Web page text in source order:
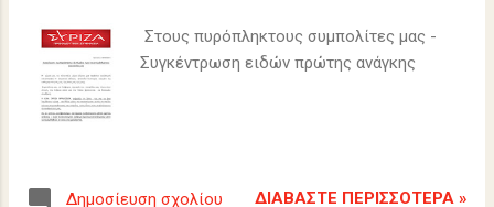
Στους πυρόπληκτους συμπολίτες μας -
Συγκέντρωση ειδών πρώτης ανάγκης
Δημοσίευση σχολίου ΔΙΑΒΆΣΤΕ ΠΕΡΙΣΣΌΤΕΡΑ »